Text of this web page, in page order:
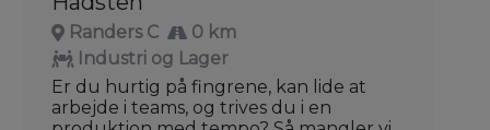
Randers C
0 km
Industri og Lager
Er du hurtig på fingrene, kan lide at
arbejde i teams, og trives du i en